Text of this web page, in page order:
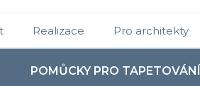
POMŮCKY PRO TAPETOVÁNÍ
Realizace Pro architekty